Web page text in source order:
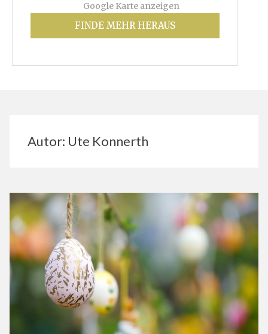
Google Karte anzeigen
FINDE MEHR HERAUS
Autor: Ute Konnerth